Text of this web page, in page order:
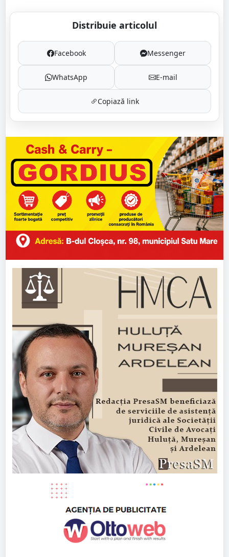
Distribuie articolul
Facebook Messenger
WhatsApp E-mail
Copiază link